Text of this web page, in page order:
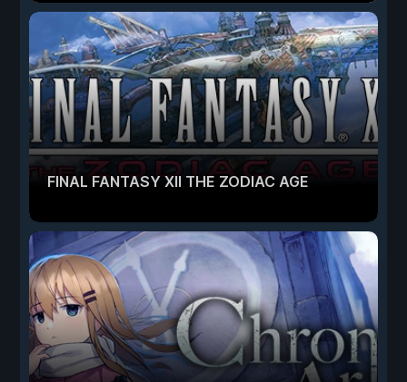
FINAL FANTASY XII THE ZODIAC AGE